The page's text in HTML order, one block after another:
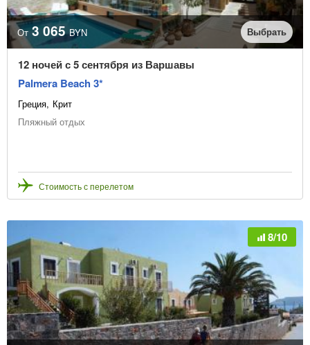
От 3 065 BYN Выбрать
12 ночей с 5 сентября из Варшавы
Palmera Beach 3*
Греция Крит
Пляжный отдых
Стоимость с перелетом
8/10